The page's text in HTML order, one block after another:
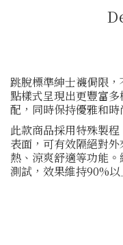
跳脫標準紳士襪侷限
點樣式呈現出更豐富
配，同時保持優雅和時
此款商品採用特殊製
表面，可有效隔絕對
熱、涼爽舒適等功能
測試，效果維持90%